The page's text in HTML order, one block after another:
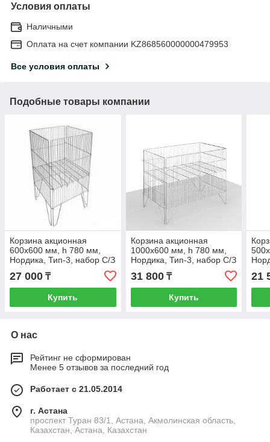
Условия оплаты
Наличными
Оплата на счет компании KZ868560000000479953
Все условия оплаты
Подобные товары компании
Корзина акционная
600х600 мм, h 780 мм,
Нордика, Тип-3, набор С/З
27 000 ₸
Купить
Корзина акционная
1000х600 мм, h 780 мм,
Нордика, Тип-3, набор С/З
31 800₸
Купить
21
О нас
Рейтинг не сформирован
Менее 5 отзывов за последний год
Работает с 21.05.2014
г. Астана
проспект Туран 83/1, Астана, Акмолинская область,
Казахстан, Астана, Казахстан